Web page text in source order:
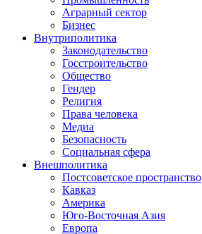
Аграрный сектор
Бизнес
Внутриполитика
Законодательство
Госстроительство
Общество
Гендер
Религия
Права человека
Медиа
Безопасность
Социальная сфера
Внешполитика
Постсоветское пространство
Кавказ
Америка
Юго-Восточная Азия
Европа